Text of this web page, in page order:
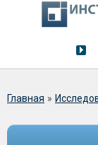
Вы здесь
Главная »